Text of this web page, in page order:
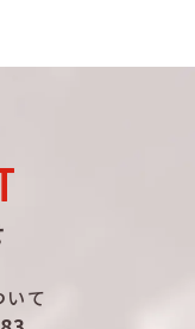
18 2
18
いて